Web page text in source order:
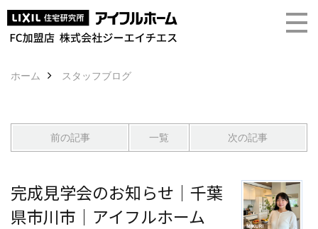
ホーム スタッフブログ
前の記事 一覧 次の記事
完成見学会のお知らせ｜千葉
県市川市｜アイフルホーム